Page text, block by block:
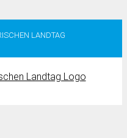
LANDTAG